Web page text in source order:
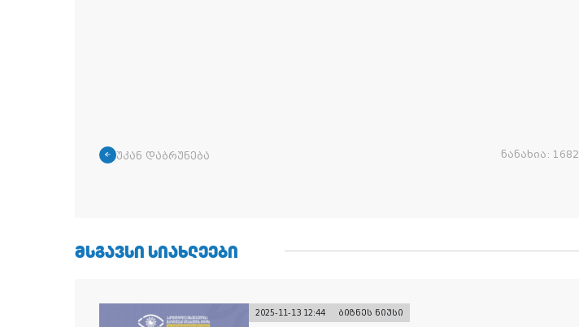
უკან დაბრუნება ნანახია: 1682
ᲛᲡᲒᲐᲕᲡᲘ ᲡᲘᲐᲮᲚᲔᲔᲑᲘ
2025-11-13 12:44 ბიზნეს ნიუსი